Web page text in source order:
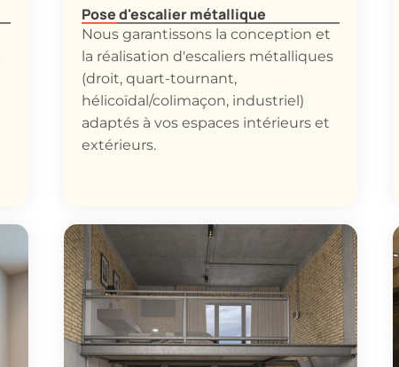
Pose d'escalier métallique
Nous garantissons la conception et
la réalisation d'escaliers métalliques
(droit, quart-tournant,
hélicoïdal/colimaçon, industriel)
adaptés à vos espaces intérieurs et
extérieurs.